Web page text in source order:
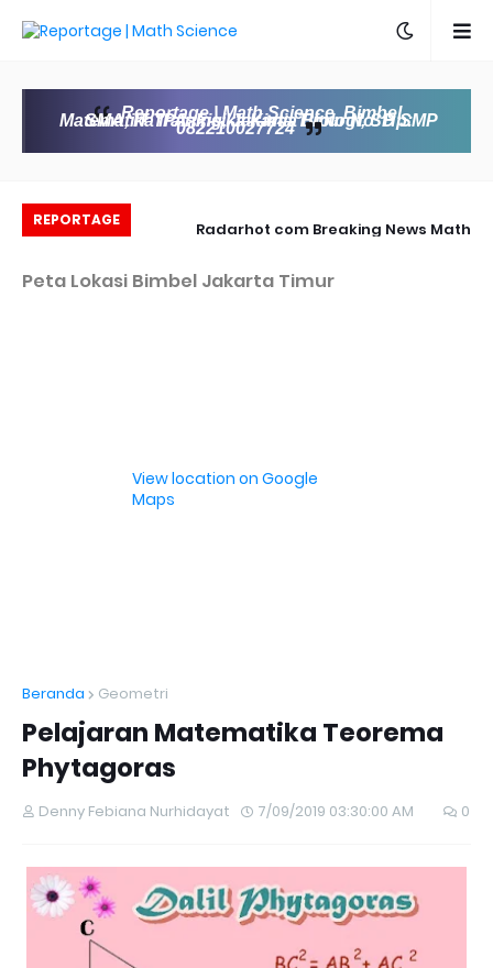
Reportage | Math Science, Bimbel
Matematika IPA, Fisika Kimia Biologi, SD SMP SMA, IT Training, Jakarta Timur No. Hp:
082210027724
REPORTAGE
Radarhot com Breaking News Math
dan Akhlak
Peta Lokasi Bimbel Jakarta Timur
View location on Google
Maps
Beranda Geometri
Pelajaran Matematika Teorema
Phytagoras
Denny Febiana Nurhidayat 7/09/2019 03:30:00 AM 0